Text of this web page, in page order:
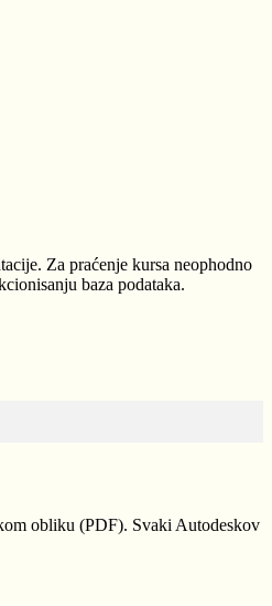
Za praćenje kursa neophodno
baza podataka.
obliku (PDF). Svaki Autodeskov